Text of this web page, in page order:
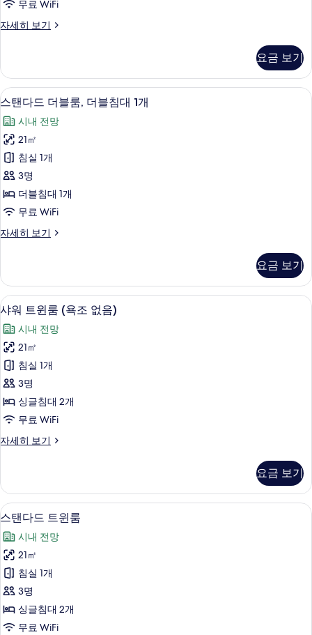
사
모
두
보
기
무료 WiFi
자세히 보기
샤
(욕
조
없
자
세
히
보
기
요금 보기
스
탠
다
드
더
블
룸,
블
대
개
사
진
모
두
보
기
스탠다드 더블룸, 더블침대 1개 | 오리
10
스탠다드 더블룸, 더블침대 1개
시내 전망
21㎡
침실 1개
3명
더블침대 1개
무료 WiFi
자세히 보기
스
더
블
룸,
더
블
침
대
개
자
세
히
기
요금 보기
샤
워
트
윈
룸
(욕
조
음)
진
모
두
보
기
샤워 트윈룸 (욕조 없음) | 오리/거위털
12
샤워 트윈룸 (욕조 없음)
시내 전망
21㎡
침실 1개
3명
싱글침대 2개
무료 WiFi
자세히 보기
샤
룸
(욕
조
음)
자
세
히
보
기
요금 보기
스
탠
다
드
트
윈
룸
스탠다드 트윈룸 | 오리/거위털 이불,
11
스탠다드 트윈룸
시내 전망
21㎡
침실 1개
3명
싱글침대 2개
무료 WiFi